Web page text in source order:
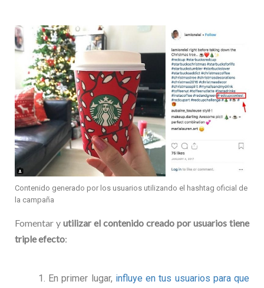
Contenido generado por los usuarios utilizando el hashtag oficial de
la campaña
Fomentar y utilizar el contenido creado por usuarios tiene
triple efecto:
En primer lugar, influye en tus usuarios para que